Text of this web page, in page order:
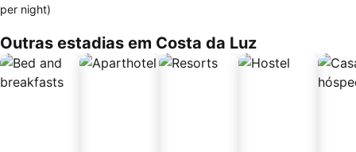
per night)
Outras estadias em Costa da Luz